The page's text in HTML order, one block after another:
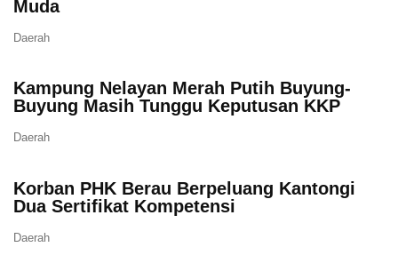
Muda
Daerah
Kampung Nelayan Merah Putih Buyung-
Buyung Masih Tunggu Keputusan KKP
Daerah
Korban PHK Berau Berpeluang Kantongi
Dua Sertifikat Kompetensi
Daerah